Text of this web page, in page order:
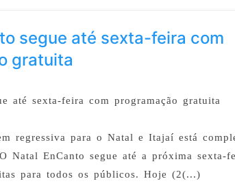
segue até sexta-feira com
gratuita
até sexta-feira com programação gratuita
regressiva para o Natal e Itajaí está
Natal EnCanto segue até a próxima sexta-
para todos os públicos. Hoje (2(...)